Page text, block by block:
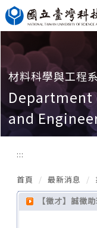
跳
到
主
要
內
容
區
材料科學與工程系
Department
and
:::
首頁 最新消息
【徵才】誠徵